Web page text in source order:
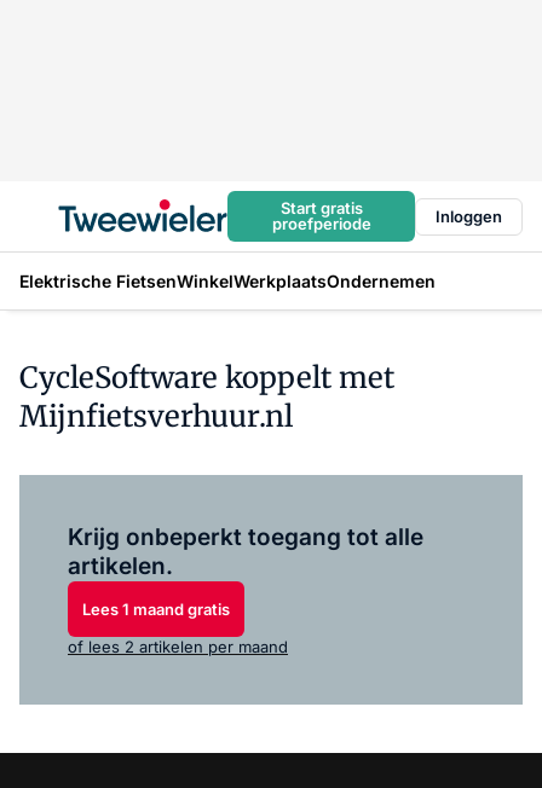
Start gratis
proefperiode
Inloggen
Elektrische FietsenWinkelWerkplaatsOndernemen
CycleSoftware koppelt met
Mijnfietsverhuur.nl
Krijg onbeperkt toegang tot alle
artikelen.
Lees 1 maand gratis
of lees 2 artikelen per maand